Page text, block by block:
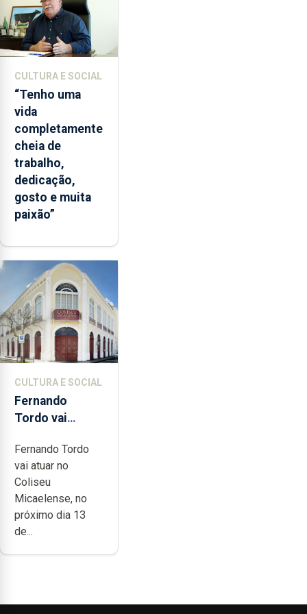
o
mestrado
em
Ciência.
CULTURA E SOCIAL
“Tenho uma
vida
completamente
cheia de
trabalho,
dedicação,
gosto e muita
paixão”
CULTURA E SOCIAL
Fernando
Tordo vai
anos de
carreira no
Coliseu
Micaelense
Fernando Tordo
vai atuar no
Coliseu
Micaelense, no
próximo dia 13
de...